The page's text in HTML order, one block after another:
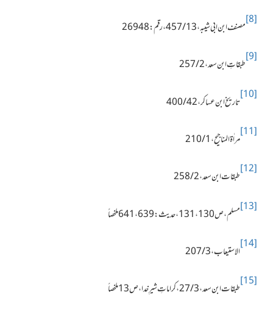
[8] مصنف ابن ابی شیبہ ، 13 / 457 ، رقم : 26948
[9] طبقاتِ ابن سعد ، 2 / 257
[10]
تاریخ ابن عساکر ، 42 / 400
[11]
مراٰۃ المناجیح ، 1 / 210
[12]
طبقات ابن سعد ، 2 / 258
[13]
مسلم ، ص130 ، 131 ، حدیث : 639 ، 641 ملخصاً
[14]
الاستیعاب ، 3 / 207
[15]
طبقات ابن سعد ، 3 / 27 ، کراماتِ شیرِ خدا ، ص13 ملخصاً